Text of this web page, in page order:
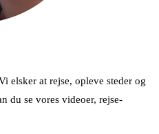
elsker at rejse, opleve steder og
du se vores videoer, rejse-